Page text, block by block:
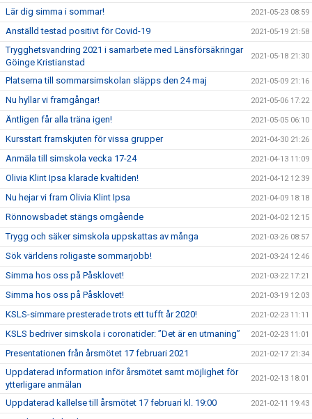
Lär dig simma i sommar! 2021-05-23 08:59
Anställd testad positivt för Covid-19 2021-05-19 21:58
Trygghetsvandring 2021 i samarbete med Länsförsäkringar
Göinge Kristianstad
2021-05-18 21:30
Platserna till sommarsimskolan släpps den 24 maj 2021-05-09 21:16
Nu hyllar vi framgångar! 2021-05-06 17:22
Äntligen får alla träna igen! 2021-05-05 06:10
Kursstart framskjuten för vissa grupper 2021-04-30 21:26
Anmäla till simskola vecka 17-24 2021-04-13 11:09
Olivia Klint Ipsa klarade kvaltiden! 2021-04-12 12:39
Nu hejar vi fram Olivia Klint Ipsa 2021-04-09 18:18
Rönnowsbadet stängs omgående 2021-04-02 12:15
Trygg och säker simskola uppskattas av många 2021-03-26 08:57
Sök världens roligaste sommarjobb! 2021-03-24 12:46
Simma hos oss på Påsklovet! 2021-03-22 17:21
Simma hos oss på Påsklovet! 2021-03-19 12:03
KSLS-simmare presterade trots ett tufft år 2020! 2021-02-23 11:11
KSLS bedriver simskola i coronatider: ”Det är en utmaning” 2021-02-23 11:01
Presentationen från årsmötet 17 februari 2021 2021-02-17 21:34
Uppdaterad information inför årsmötet samt möjlighet för
ytterligare anmälan
2021-02-13 18:01
Uppdaterad kallelse till årsmötet 17 februari kl. 19:00 2021-02-11 19:43